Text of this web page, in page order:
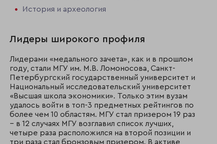
История и археология
Лидеры широкого профиля
Лидерами «медального зачета», как и в прошлом
году, стали МГУ им. М.В. Ломоносова, Санкт-
Петербургский государственный университет и
Национальный исследовательский университет
«Высшая школа экономики». Только этим вузам
удалось войти в топ-3 предметных рейтингов по
более чем 10 областям. МГУ стал призером 19 раз
– в 12 случаях МГУ возглавил список лучших,
четыре раза расположился на второй позиции и
три раза стал бронзовым призером. В активе